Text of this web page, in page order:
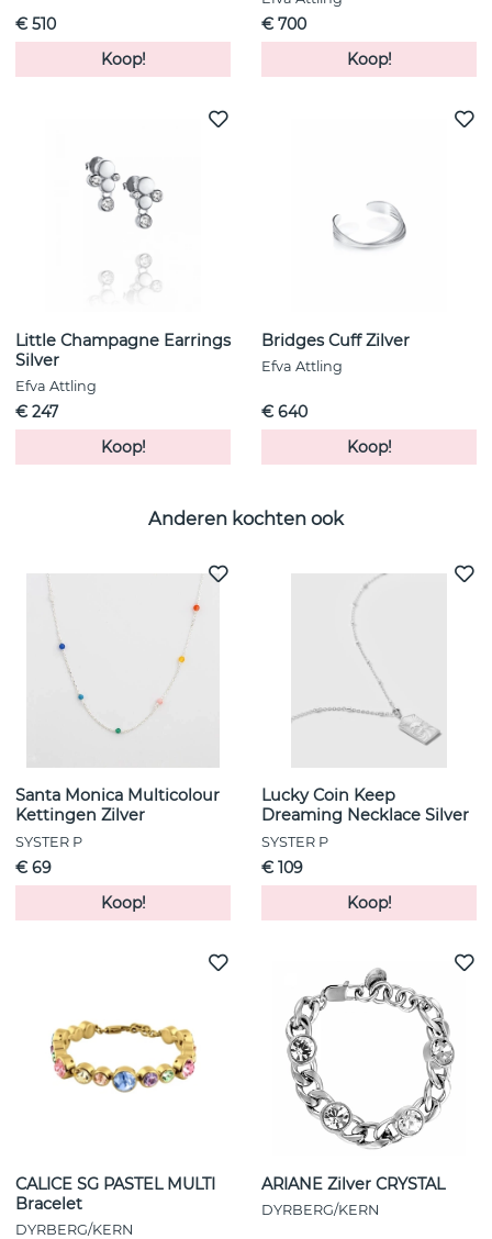
€ 510
Koop!
€ 700
Koop!
Little Champagne Earrings
Silver
Efva Attling
€ 247
Koop!
Bridges Cuff Zilver
Efva Attling
€ 640
Koop!
Anderen kochten ook
Santa Monica Multicolour
Kettingen Zilver
SYSTER P
€ 69
Koop!
Lucky Coin Keep
Dreaming Necklace Silver
SYSTER P
€ 109
Koop!
CALICE SG PASTEL MULTI
Bracelet
DYRBERG/KERN
ARIANE Zilver CRYSTAL
DYRBERG/KERN